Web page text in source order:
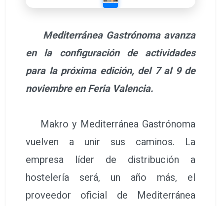
Mediterránea Gastrónoma avanza
en la configuración de actividades
para la próxima edición, del 7 al 9 de
noviembre en Feria Valencia.
Makro y Mediterránea Gastrónoma
vuelven a unir sus caminos. La
empresa líder de distribución a
hostelería será, un año más, el
proveedor oficial de Mediterránea